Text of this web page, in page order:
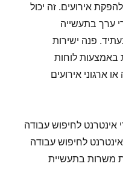
אירועים. זה יכול
ערך בתעשייה
פנה ישירות
באמצעות לוחות
ארגוני אירועים
לחיפוש עבודה
לחיפוש עבודה
משרות בתעשיית